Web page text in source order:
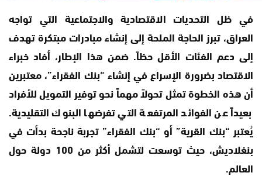
في ظل التحديات الاقتصادية والاجتماعية التي تواجه
العراق، تبرز الحاجة الملحة إلى إنشاء مبادرات مبتكرة تهدف
إلى دعم الفئات الأقل حظاً. ضمن هذا الإطار، أفاد خبراء
الاقتصاد بضرورة الإسراع في إنشاء “بنك الفقراء”، معتبرين
أن هذه الخطوة تمثل تحولاً مهماً نحو توفير التمويل للأفراد
بعيداً عن الفوائد المرتفعة التي تفرضها البنوك التقليدية.
يُعتبر “بنك القرية” أو “بنك الفقراء” تجربة ناجحة بدأت في
بنغلاديش، حيث توسعت لتشمل أكثر من 100 دولة حول
العالم.